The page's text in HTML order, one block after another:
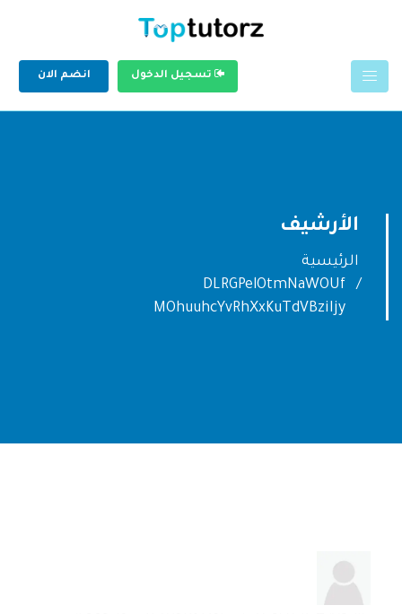
تسجيل الدخول انضم الان
الأرشيف
الرئيسية
DLRGPelOtmNaWOUf
MOhuuhcYvRhXxKuTdVBziIjy